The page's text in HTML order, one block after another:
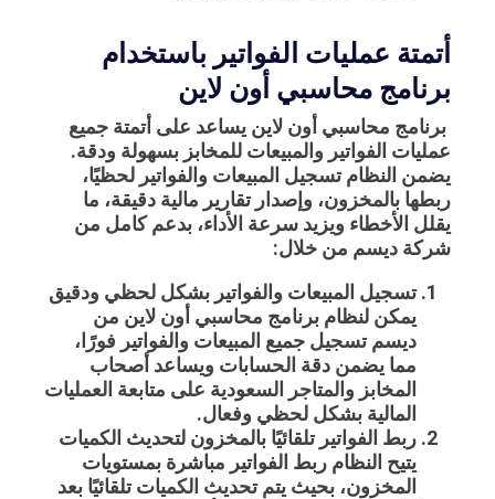
أتمتة عمليات الفواتير باستخدام
برنامج محاسبي أون لاين
برنامج محاسبي أون لاين يساعد على أتمتة جميع
عمليات الفواتير والمبيعات للمخابز بسهولة ودقة.
يضمن النظام تسجيل المبيعات والفواتير لحظيًا،
ربطها بالمخزون، وإصدار تقارير مالية دقيقة، ما
يقلل الأخطاء ويزيد سرعة الأداء، بدعم كامل من
شركة ديسم من خلال:
تسجيل المبيعات والفواتير بشكل لحظي ودقيق
يمكن لنظام برنامج محاسبي أون لاين من
ديسم تسجيل جميع المبيعات والفواتير فورًا،
مما يضمن دقة الحسابات ويساعد أصحاب
المخابز والمتاجر السعودية على متابعة العمليات
المالية بشكل لحظي وفعال.
ربط الفواتير تلقائيًا بالمخزون لتحديث الكميات
يتيح النظام ربط الفواتير مباشرة بمستويات
المخزون، بحيث يتم تحديث الكميات تلقائيًا بعد